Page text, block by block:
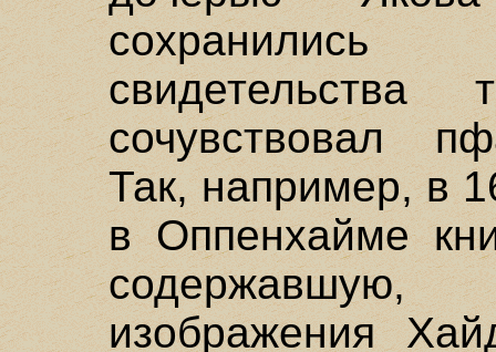
сочувствовал
Так, например, в
в Оппенхайме
изображения